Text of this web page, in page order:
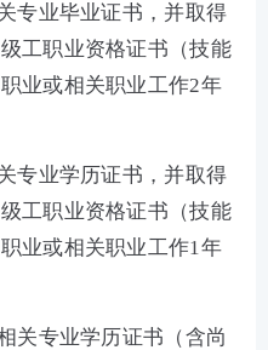
专业毕业证书，并取得
工职业资格证书（技能
业或相关职业工作2年
专业学历证书，并取得
工职业资格证书（技能
业或相关职业工作1年
关专业学历证书（含尚